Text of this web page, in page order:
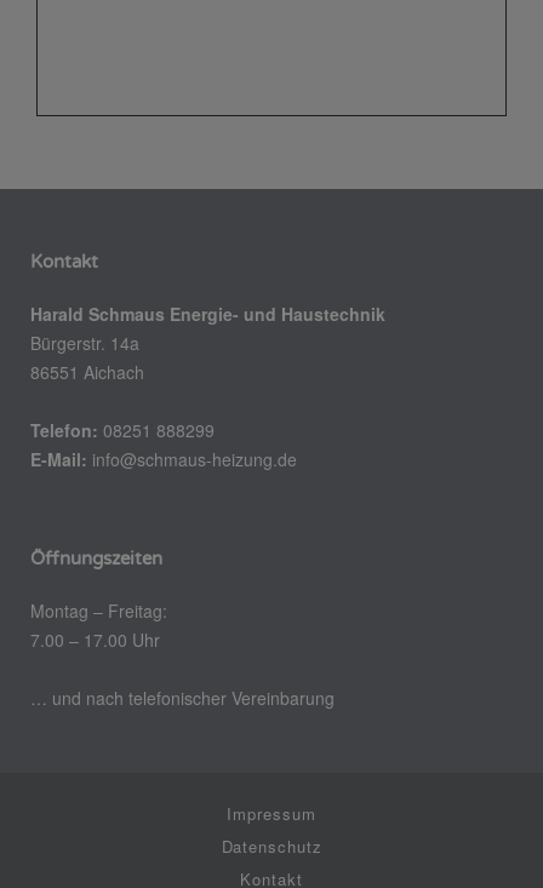
Kontakt
Harald Schmaus Energie- und Haustechnik
Bürgerstr. 14a
86551 Aichach
Telefon: 08251 888299
E-Mail: info@schmaus-heizung.de
Öffnungszeiten
Montag – Freitag:
7.00 – 17.00 Uhr
… und nach telefonischer Vereinbarung
Impressum
Datenschutz
Kontakt